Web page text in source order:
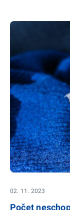
02. 11. 2023
Počet